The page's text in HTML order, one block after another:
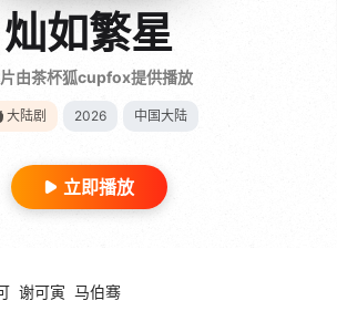
灿如繁星
由茶杯狐cupfox提供播放
大陆剧 2026 中国大陆
立即播放
谢可寅 马伯骞